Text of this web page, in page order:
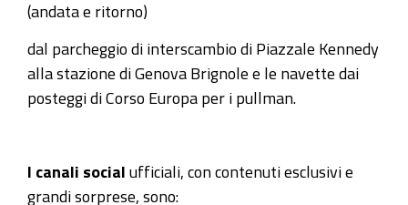
(andata e ritorno)
dal parcheggio di interscambio di Piazzale Kennedy
alla stazione di Genova Brignole e le navette dai
posteggi di Corso Europa per i pullman.
I canali social ufficiali, con contenuti esclusivi e
grandi sorprese, sono: